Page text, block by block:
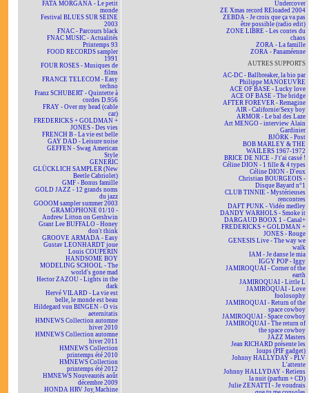
FATA MORGANA - Le petit
monde
Festival BLUES SUR SEINE
2003
FNAC - Parcours black
FNAC MUSIC - Actualités
Printemps 93
FOOD RECORDS sampler
1991
FOUR ROSES - Musiques de
films
FRANCE TELECOM - Easy
techno
Franz SCHUBERT - Quintette à
cordes D.956
FRAY - Over my head (cable
car)
FREDERICKS + GOLDMAN +
JONES - Des vies
FRENCH B - La vie est belle
GAY DAD - Leisure noise
GEFFEN - Swag American
Style
GENERIC
GLÜCKLICH SAMPLER (New
Beetle Cabriolet)
GMF - Bonus famille
GOLD JAZZ - 12 grands noms
du jazz
GOOOM sampler summer 2003
GRAMOPHONE 01/10 -
Andrew Litton on Gershwin
Grant Lee BUFFALO - Honey
don't think
GROOVE ARMADA - Easy
Gustav LEONHARDT joue
Louis COUPERIN
HANDSOME BOY
MODELING SCHOOL - The
world's gone mad
Hector ZAZOU - Lights in the
dark
Hervé VILARD - La vie est
belle, le monde est beau
Hildegard von BINGEN - O vis
aeternitatis
HMNEWS Collection automne
hiver 2010
HMNEWS Collection automne
hiver 2011
HMNEWS Collection
printemps été 2010
HMNEWS Collection
printemps été 2012
HMNEWS Nouveautés août
décembre 2009
HONDA HRV Joy Machine
Undercover
ZE Xmas record REloaded 2004
ZEBDA - Je crois que ça va pas
être possible (radio edit)
ZONE LIBRE - Les contes du
chaos
ZORA - La famille
ZORA - Panaméenne
AUTRES SUPPORTS
AC-DC - Ballbreaker, la bio par
Philippe MANOEUVRE
ACE OF BASE - Lucky love
ACE OF BASE - The bridge
AFTER FOREVER - Remagine
AIR - Californie/Sexy boy
ARMOR - Le bal des Laze
Art MENGO - interview Alain
Gardinier
BJÖRK - Post
BOB MARLEY & THE
WAILERS 1967-1972
BRICE DE NICE - J't'ai cassé !
Céline DION - 1 fille & 4 types
Céline DION - D'eux
Christian BOURGEOIS -
Disque Bayard n°1
CLUB TINNIE - Mystérieuses
rencontres
DAFT PUNK - Vidéo medley
DANDY WARHOLS - Smoke it
DARGAUD BOOX 1 - Canal+
FREDERICKS + GOLDMAN +
JONES - Rouge
GENESIS Live - The way we
walk
IAM - Je danse le mia
IGGY POP - Iggy
JAMIROQUAI - Corner of the
earth
JAMIROQUAI - Little L
JAMIROQUAI - Love
foolosophy
JAMIROQUAI - Return of the
space cowboy
JAMIROQUAI - Space cowboy
JAMIROQUAI - The return of
the space cowboy
JAZZ Masters
Jean RICHARD présente les
loups (PIF gadget)
Johnny HALLYDAY - PLV
L'attente
Johnny HALLYDAY - Retiens
la nuit (parfum + CD)
Julie ZENATTI - Je voudrais